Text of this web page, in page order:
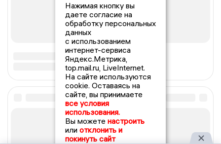
Нажимая кнопку вы
даете согласие на
обработку персональных
данных
с использованием
интернет-сервиса
Яндекс.Метрика,
top.mail.ru, LiveInternet.
На сайте используются
cookie. Оставаясь на
сайте, вы принимаете
все условия
использования.
Вы можете настроить
или отклонить и
покинуть сайт